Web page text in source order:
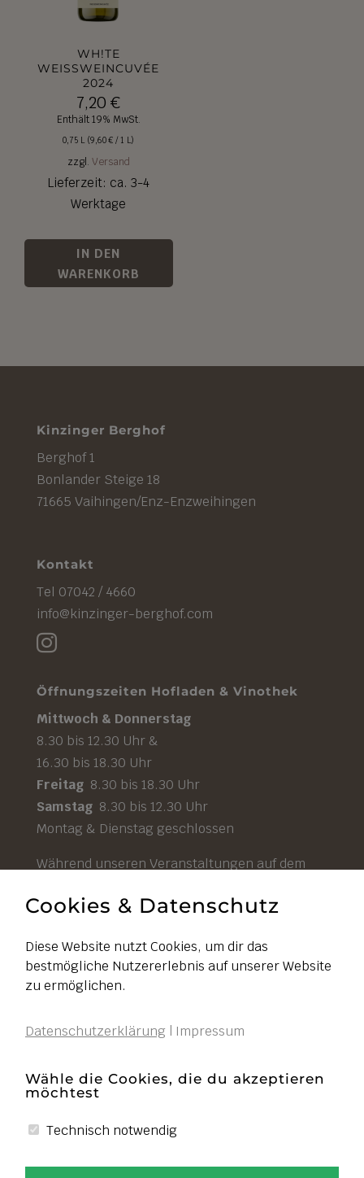
WH!TE
WEISSWEINCUVÉE
2024
7,20€
Enthält 19% MwSt.
0,75 L (9,60€ / 1 L)
zzgl. Versand
Lieferzeit: ca. 3-4
Werktage
IN DEN
WARENKORB
Kinzinger Berghof
Berghof 1
Bonlander Steige 18
71665 Vaihingen/Enz-Enzweihingen
Kontakt
Tel 07042 / 4660
info@kinzinger-berghof.com

Öffnungszeiten Hofladen & Vinothek
Mittwoch & Donnerstag
8.30 bis 12.30 Uhr &
16.30 bis 18.30 Uhr
Freitag8.30 bis 18.30 Uhr
Samstag8.30 bis 12.30 Uhr
Montag & Dienstag geschlossen
Während unseren Veranstaltungen auf dem
Impressum
AGB
Liefer- und Zahlungsbedingungen
Cookies bearbeiten
VERTRAG WIDERRUFEN
Cookies & Datenschutz
Diese Website nutzt Cookies, um dir das
bestmögliche Nutzererlebnis auf unserer Website
zu ermöglichen.
Datenschutzerklärung Impressum
Wähle die Cookies, die du akzeptieren
möchtest
Technisch notwendig